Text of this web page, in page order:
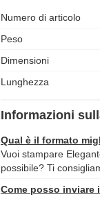
Numero di articolo
Peso
Dimensioni
Lunghezza
Informazioni
Qual è il formato
Vuoi stampare
possibile? Ti
Come posso inviare